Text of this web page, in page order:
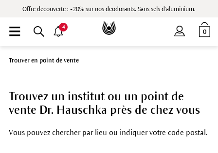
Offre découverte : -20% sur nos déodorants. Sans sels d'aluminium.
0
4
Trouver en point de vente
Trouvez un institut ou un point de
vente Dr. Hauschka près de chez vous
Vous pouvez chercher par lieu ou indiquer votre code postal.